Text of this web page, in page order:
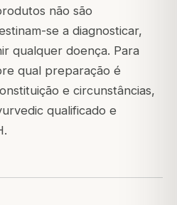
não são
se a diagnosticar,
qualquer doença. Para
qual preparação é
e circunstâncias,
qualificado e